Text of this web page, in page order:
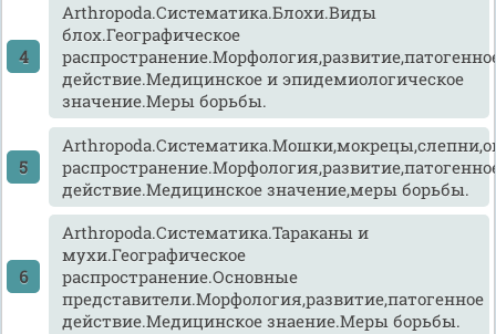
Arthropoda.Систематика.Блохи.Виды
блох.Географическое
действие.Медицинское и эпидемиологическое
значение.Меры борьбы.
действие.Медицинское значение,меры борьбы.
Arthropoda.Систематика.Тараканы и
мухи.Географическое
распространение.Основные
представители.Морфология,развитие,патогенное
действие.Медицинское знаение.Меры борьбы.